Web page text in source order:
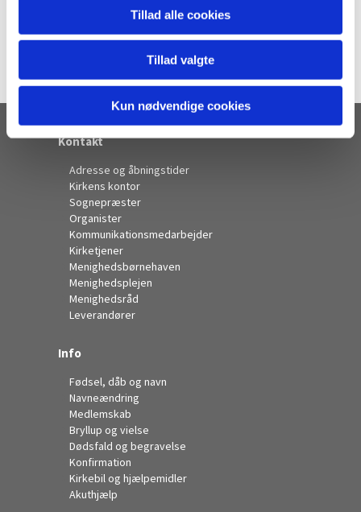
Tillad alle cookies
Tillad valgte
Kun nødvendige cookies
Kontakt
Adresse og åbningstider
Kirkens kontor
Sognepræster
Organister
Kommunikationsmedarbejder
Kirketjener
Menighedsbørnehaven
Menighedsplejen
Menighedsråd
Leverandører
Info
Fødsel, dåb og navn
Navneændring
Medlemskab
Bryllup og vielse
Dødsfald og begravelse
Konfirmation
Kirkebil og hjælpemidler
Akuthjælp